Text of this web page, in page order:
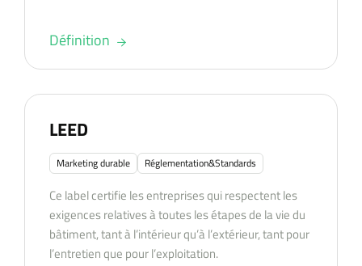
Définition
LEED
Marketing durable Réglementation&Standards
Ce label certifie les entreprises qui respectent les
exigences relatives à toutes les étapes de la vie du
bâtiment, tant à l’intérieur qu’à l’extérieur, tant pour
l’entretien que pour l’exploitation.